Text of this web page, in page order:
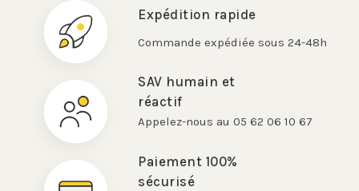
Expédition rapide
Commande expédiée sous 24-48h
SAV humain et
réactif
Appelez-nous au 05 62 06 10 67
Paiement 100%
sécurisé